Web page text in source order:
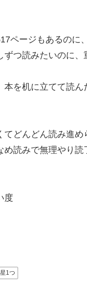
ページもあるの
つ読みたいのに、
本を机に立てて読
てどんどん読み進
め読みで無理やり
度
1つ